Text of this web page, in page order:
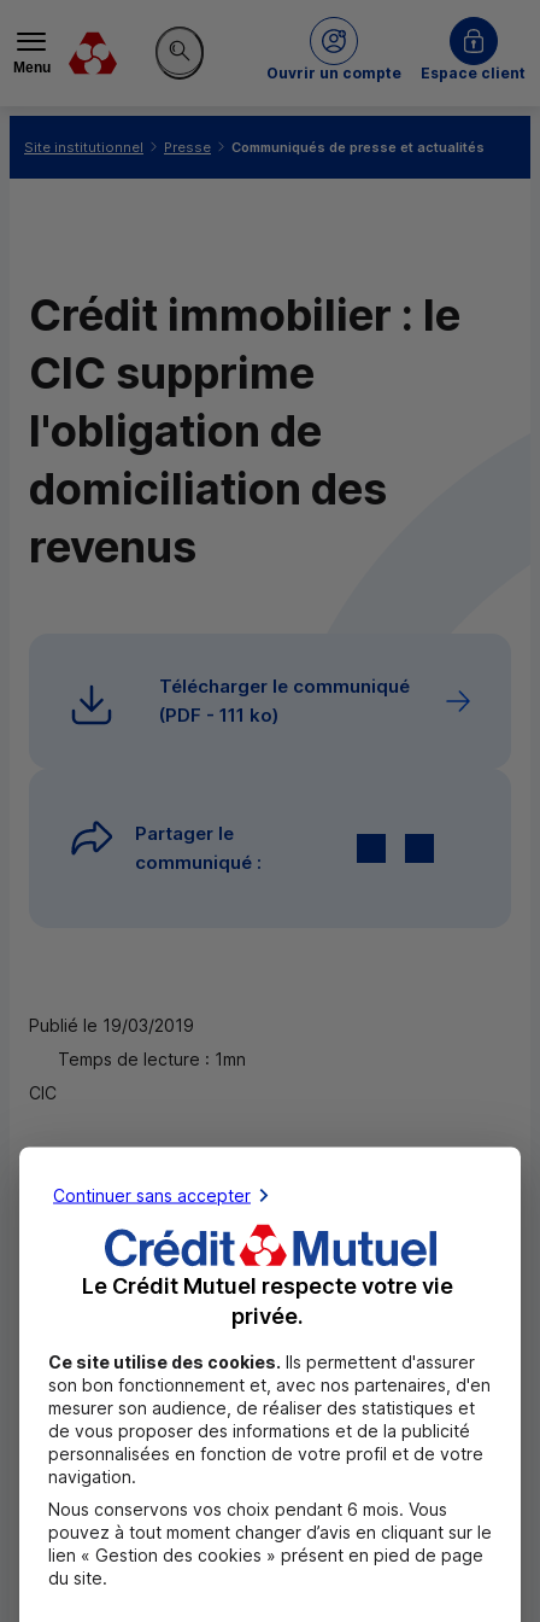
Menu
Rechercher sur le site
Ouvrir un compte
du Crédit MutuelEspace client
Site institutionnel Presse Communiqués de presse et actualités
Crédit immobilier : le
CIC supprime
l'obligation de
domiciliation des
revenus
Télécharger le communiqué
(PDF - 111 ko)
Partager le
communiqué :
Publié le 19/03/2019
Temps de lecture : 1mn
CIC
Convaincu que la fidélisation de ses clients
repose davantage sur la qualité de la relation, la
proximité avec les clients et la pertinence des
offres que sur une obligation de domiciliation
bancaire des revenus, leCICa décidé de ne plus
en faire un élément différenciant en matière de
taux de crédit.
«Depuis plusieurs années, l’excellence de la
relation client est au cœur de notre stratégie. Elle
Continuer sans accepter
Le Crédit Mutuel respecte votre vie
privée.
Ce site utilise des cookies. Ils permettent d'assurer
son bon fonctionnement et, avec nos partenaires, d'en
mesurer son audience, de réaliser des statistiques et
de vous proposer des informations et de la publicité
personnalisées en fonction de votre profil et de votre
navigation.
Nous conservons vos choix pendant 6 mois. Vous
pouvez à tout moment changer d’avis en cliquant sur le
lien « Gestion des cookies » présent en pied de page
du site.